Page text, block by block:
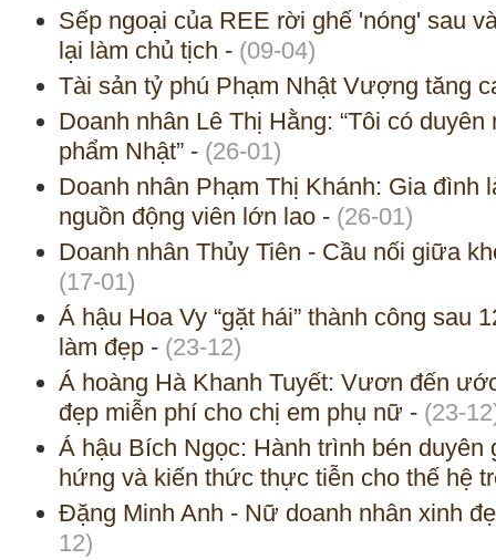
Sếp ngoại của REE rời ghế 'nóng' sau
lại làm chủ tịch - (09-04)
Tài sản tỷ phú Phạm Nhật Vượng tăng
Doanh nhân Lê Thị Hằng: “Tôi có
phẩm Nhật” - (26-01)
Doanh nhân Phạm Thị Khánh: Gia đình
nguồn động viên lớn lao - (26-01)
Doanh nhân Thủy Tiên - Cầu nối giữa
(17-01)
Á hậu Hoa Vy “gặt hái” thành công sau
làm đẹp - (23-12)
Á hoàng Hà Khanh Tuyết: Vươn đến
đẹp miễn phí cho chị em phụ nữ - (23-
Á hậu Bích Ngọc: Hành trình bén duyên
hứng và kiến thức thực tiễn cho thế hệ
Đặng Minh Anh - Nữ doanh nhân xinh
12)